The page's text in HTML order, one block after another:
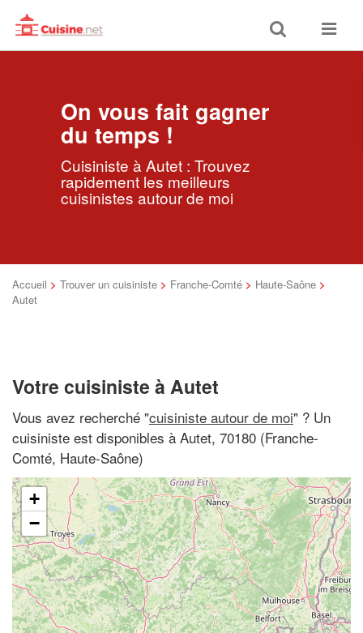
Toggle
search
Toggle
On vous fait gagner
du temps !
Cuisiniste à Autet : Trouvez
rapidement les meilleurs
cuisinistes autour de moi
Accueil > Trouver un cuisiniste > Franche-Comté > Haute-Saône >
Autet
Votre cuisiniste à Autet
Vous avez recherché "cuisiniste autour de moi" ? Un
cuisiniste est disponibles à Autet, 70180 (Franche-
Comté, Haute-Saône)
+
−